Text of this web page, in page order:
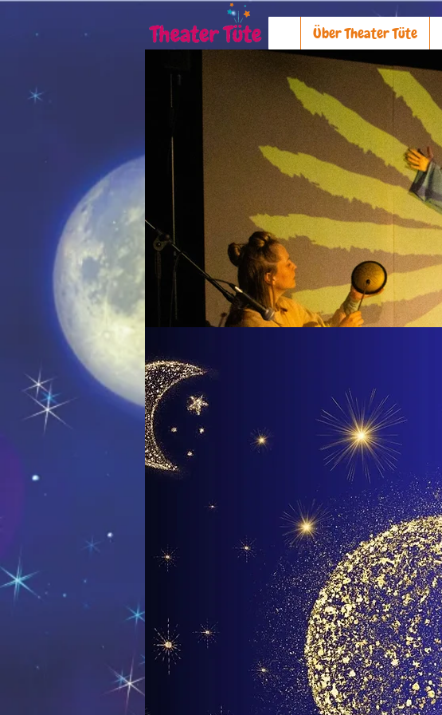
Über Theater Tüte
Die Sonne, der Mond und das